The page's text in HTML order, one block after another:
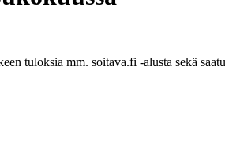
tuloksia mm. soitava.fi -alusta sekä